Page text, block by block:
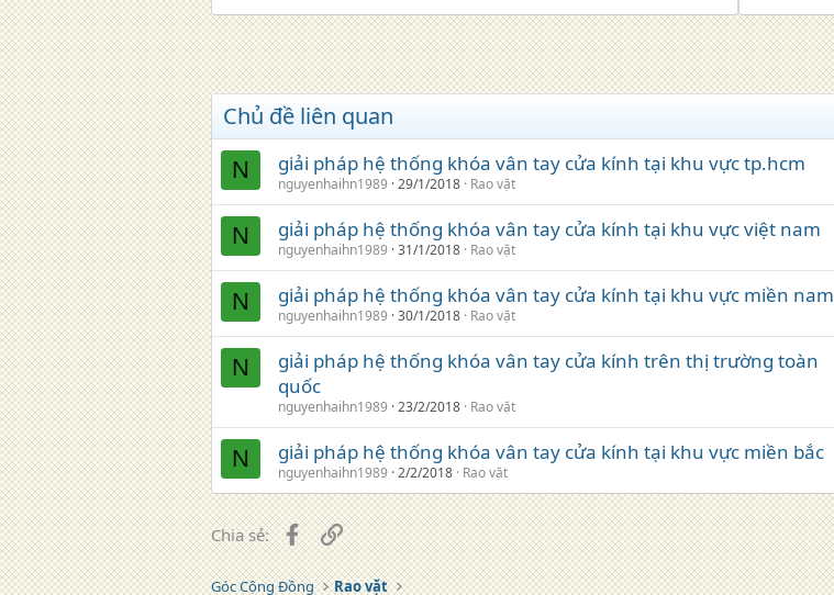
Chủ đề liên quan
N giải pháp hệ thống khóa vân tay cửa kính tại khu vực tp.hcm
nguyenhaihn1989 29/1/2018 Rao vặt
N giải pháp hệ thống khóa vân tay cửa kính tại khu vực việt nam
nguyenhaihn1989 31/1/2018 Rao vặt
N giải pháp hệ thống khóa vân tay cửa kính tại khu vực miền nam
nguyenhaihn1989 30/1/2018 Rao vặt
N
giải pháp hệ thống khóa vân tay cửa kính trên thị trường toàn
quốc
nguyenhaihn1989 23/2/2018 Rao vặt
N giải pháp hệ thống khóa vân tay cửa kính tại khu vực miền bắc
nguyenhaihn1989 2/2/2018 Rao vặt
Chia sẻ: Facebook
Liên kết
Góc Cộng Đồng Rao vặt